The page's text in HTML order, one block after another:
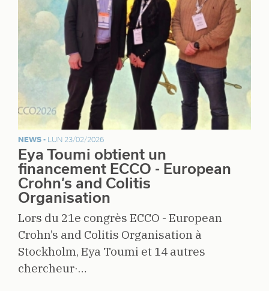
NEWS - LUN 23/02/2026
Eya Toumi obtient un
financement ECCO - European
Crohn’s and Colitis
Organisation
Lors du 21e congrès ECCO - European
Crohn’s and Colitis Organisation à
Stockholm, Eya Toumi et 14 autres
chercheur·…